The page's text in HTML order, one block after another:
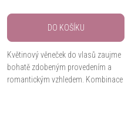
DO KOŠÍKU
Květinový věneček do vlasů zaujme
bohatě zdobeným provedením a
romantickým vzhledem. Kombinace